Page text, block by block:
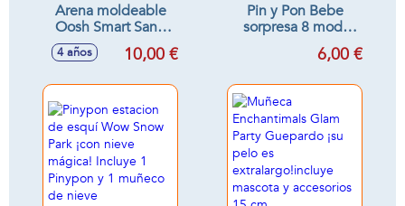
Arena moldeable
Oosh Smart Sand
1Kg
4 años 10,00 €
Pin y Pon Bebe
sorpresa 8 mod.
sdos. Exp. 16 unds
6,00 €